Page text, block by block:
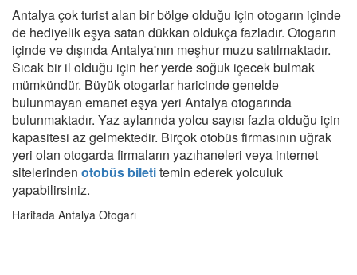
Antalya çok turist alan bir bölge olduğu için otogarın içinde
de hediyelik eşya satan dükkan oldukça fazladır. Otogarın
içinde ve dışında Antalya'nın meşhur muzu satılmaktadır.
Sıcak bir il olduğu için her yerde soğuk içecek bulmak
mümkündür. Büyük otogarlar haricinde genelde
bulunmayan emanet eşya yeri Antalya otogarında
bulunmaktadır. Yaz aylarında yolcu sayısı fazla olduğu için
kapasitesi az gelmektedir. Birçok otobüs firmasının uğrak
yeri olan otogarda firmaların yazıhaneleri veya internet
sitelerinden otobüs biletitemin ederek yolculuk
yapabilirsiniz.
Haritada Antalya Otogarı